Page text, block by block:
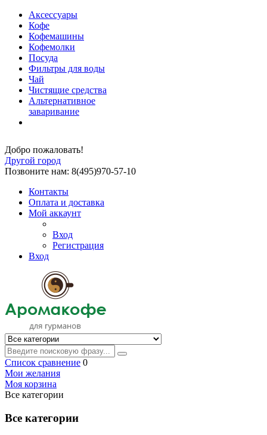
Аксессуары
Кофе
Кофемашины
Кофемолки
Посуда
Фильтры для воды
Чай
Чистящие средства
Альтернативное
заваривание
Добро пожаловать!
Другой город
Позвоните нам: 8(495)970-57-10
Контакты
Оплата и доставка
Мой аккаунт
Вход
Регистрация
Вход
Список сравнение 0
Мои желания
Моя корзина
Все категории
Все категории